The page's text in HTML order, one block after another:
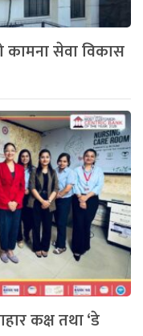
कामना सेवा विकास
कक्ष तथा ‘डे